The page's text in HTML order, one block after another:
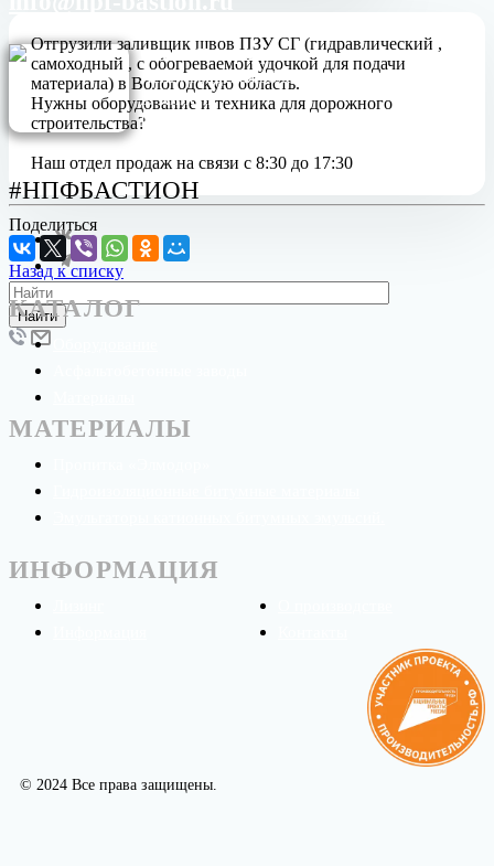
Отгрузили заливщик швов ПЗУ СГ (гидравлический ,
самоходный , с обогреваемой удочкой для подачи
материала) в Вологодскую область.
Нужны оборудование и техника для дорожного
строительства?
Наш отдел продаж на связи с 8:30 до 17:30
Поделиться
Назад к списку
Найти
Санкт-Петербург
Ленинградская область
д. Кипень
Ропшинское шоссе, дом 2/1
#НПФБАСТИОН
КАТАЛОГ
МАТЕРИАЛЫ
ИНФОРМАЦИЯ
© 2024 Все права защищены.